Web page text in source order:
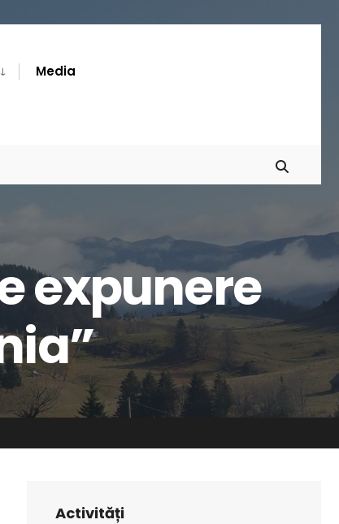
Media
expunere
Activități